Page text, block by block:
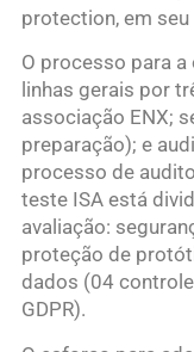
protection, em
O processo para
linhas gerais por
associação ENX;
preparação); e
processo de
teste ISA está
avaliação:
proteção de
dados (04
GDPR).